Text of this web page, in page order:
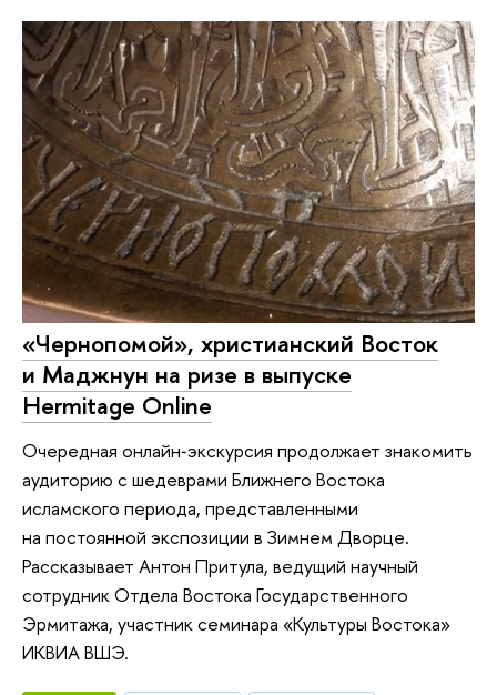
«Чернопомой», христианский Восток
и Маджнун на ризе в выпуске
Hermitage Online
Очередная онлайн‑экскурсия продолжает знакомить
аудиторию с шедеврами Ближнего Востока
исламского периода, представленными
на постоянной экспозиции в Зимнем Дворце.
Рассказывает Антон Притула, ведущий научный
сотрудник Отдела Востока Государственного
Эрмитажа, участник семинара «Культуры Востока»
ИКВИА ВШЭ.